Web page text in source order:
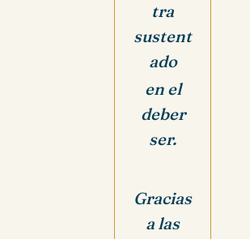
tra
sustent
ado
en el
deber
ser.
Gracias
a las